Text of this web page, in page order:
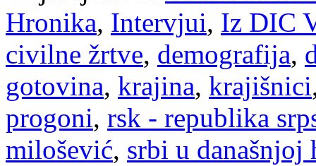
Hronika, Intervjui, Iz DIC
civilne žrtve, demografija,
gotovina, krajina, krajišnici
progoni, rsk - republika
milošević, srbi u današnjoj